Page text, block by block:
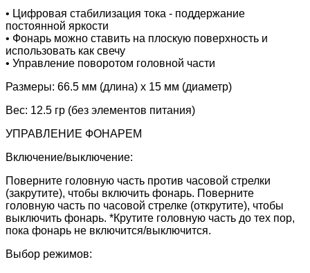
• Цифровая стабилизация тока - поддержание
постоянной яркости
• Фонарь можно ставить на плоскую поверхность и
использовать как свечу
• Управление поворотом головной части
Размеры: 66.5 мм (длина) x 15 мм (диаметр)
Вес: 12.5 гр (без элементов питания)
УПРАВЛЕНИЕ ФОНАРЕМ
Включение/выключение:
Поверните головную часть против часовой стрелки
(закрутите), чтобы включить фонарь. Поверните
головную часть по часовой стрелке (открутите), чтобы
выключить фонарь. *Крутите головную часть до тех пор,
пока фонарь не включится/выключится.
Выбор режимов: